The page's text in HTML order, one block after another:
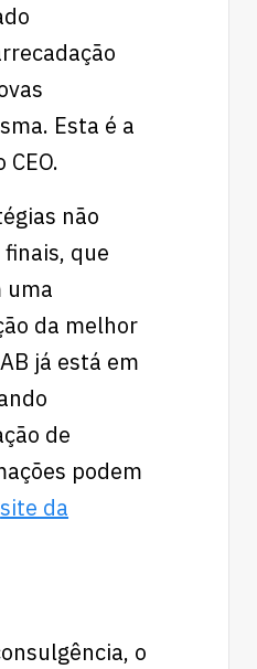
Esta é a
CEO.
não
que
uma
da melhor
já está em
de
podem
site da
o